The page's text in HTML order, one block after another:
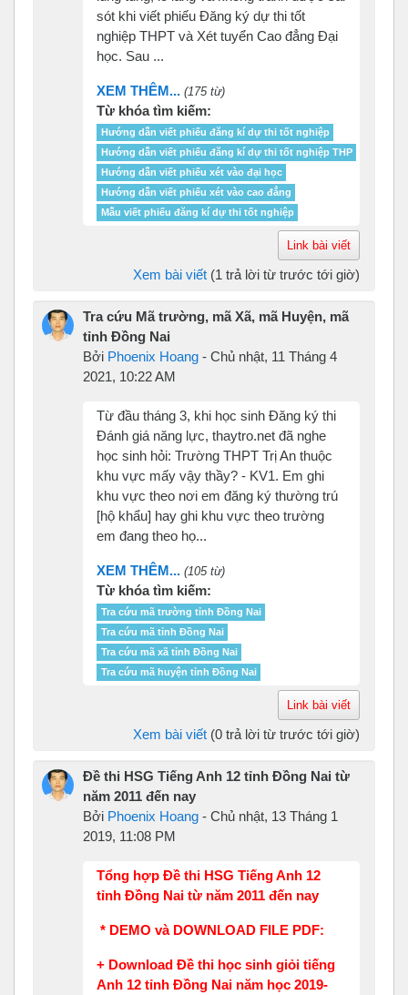
sót khi viết phiếu Đăng ký dự thi tốt
nghiệp THPT và Xét tuyển Cao đẳng Đại
học. Sau ...
XEM THÊM... (175 từ)
Từ khóa tìm kiếm:
Hướng dẫn viết phiếu đăng kí dự thi tốt nghiệp
Hướng dẫn viết phiếu đăng kí dự thi tốt nghiệp THP
Hướng dẫn viết phiếu xét vào đại học
Hướng dẫn viết phiếu xét vào cao đẳng
Mẫu viết phiếu đăng kí dự thi tốt nghiệp
Link bài viết
Xem bài viết (1 trả lời từ trước tới giờ)
Tra cứu Mã trường, mã Xã, mã Huyện, mã
tỉnh Đồng Nai
Bởi Phoenix Hoang - Chủ nhật, 11 Tháng 4
2021, 10:22 AM
Từ đầu tháng 3, khi học sinh Đăng ký thi
Đánh giá năng lực, thaytro.net đã nghe
học sinh hỏi: Trường THPT Trị An thuộc
khu vực mấy vậy thầy? - KV1. Em ghi
khu vực theo nơi em đăng ký thường trú
[hộ khẩu] hay ghi khu vực theo trường
em đang theo họ...
XEM THÊM... (105 từ)
Từ khóa tìm kiếm:
Tra cứu mã trường tỉnh Đồng Nai
Tra cứu mã tỉnh Đồng Nai
Tra cứu mã xã tỉnh Đồng Nai
Tra cứu mã huyện tỉnh Đồng Nai
Link bài viết
Xem bài viết (0 trả lời từ trước tới giờ)
Đề thi HSG Tiếng Anh 12 tỉnh Đồng Nai từ
năm 2011 đến nay
Bởi Phoenix Hoang - Chủ nhật, 13 Tháng 1
2019, 11:08 PM
Tổng hợp Đề thi HSG Tiếng Anh 12
tỉnh Đồng Nai từ năm 2011 đến nay
* DEMO và DOWNLOAD FILE PDF:
+ Download Đề thi học sinh giỏi tiếng
Anh 12 tỉnh Đồng Nai năm học 2019-